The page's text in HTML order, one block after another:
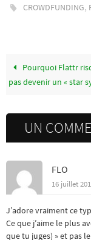
CROWDFUNDING,
Pourquoi Flattr
pas devenir un « star
UN
FLO
16 juillet
J’adore vraiment ce
Ce que j’aime le plus
que tu juges) » et pas le